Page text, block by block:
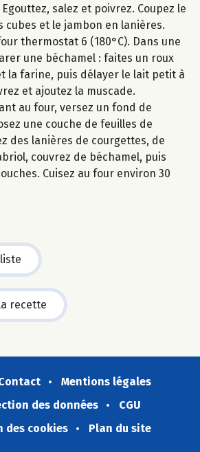
salez et poivrez. Coupez le
cubes et le jambon en lanières.
thermostat 6 (180°C). Dans une
une béchamel : faites un roux
la farine, puis délayer le lait petit à
et ajoutez la muscade.
au four, versez un fond de
une couche de feuilles de
des lanières de courgettes, de
couvrez de béchamel, puis
Cuisez au four environ 30
recette
Mentions légales
des données
CGU
des cookies
Plan du site